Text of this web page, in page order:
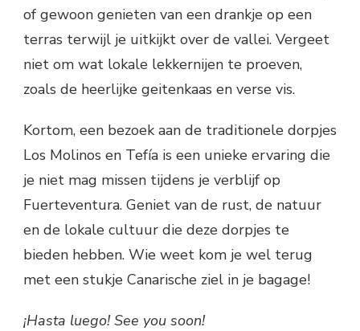
of gewoon genieten van een drankje op een
terras terwijl je uitkijkt over de vallei. Vergeet
niet om wat lokale lekkernijen te proeven,
zoals de heerlijke geitenkaas en verse vis.
Kortom, een bezoek aan de traditionele dorpjes
Los Molinos en Tefía is een unieke ervaring die
je niet mag missen tijdens je verblijf op
Fuerteventura. Geniet van de rust, de natuur
en de lokale cultuur die deze dorpjes te
bieden hebben. Wie weet kom je wel terug
met een stukje Canarische ziel in je bagage!
¡Hasta luego! See you soon!